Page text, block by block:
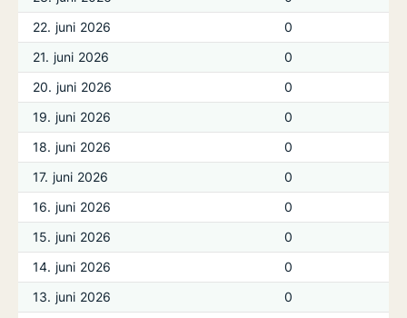
22. juni 2026
0
21. juni 2026
0
20. juni 2026
0
19. juni 2026
0
18. juni 2026
0
17. juni 2026
0
16. juni 2026
0
15. juni 2026
0
14. juni 2026
0
13. juni 2026
0